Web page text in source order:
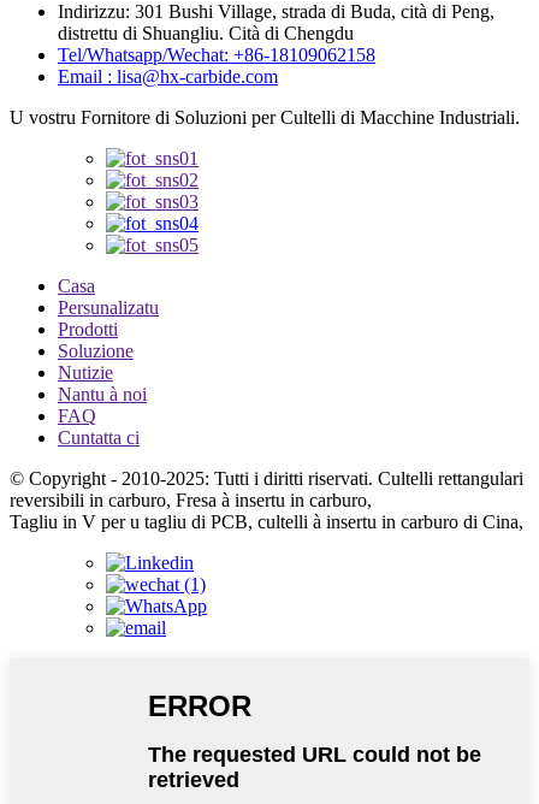
Indirizzu: 301 Bushi Village, strada di Buda, cità di Peng,
distrettu di Shuangliu. Cità di Chengdu
Tel/Whatsapp/Wechat: +86-18109062158
Email : lisa@hx-carbide.com
U vostru Fornitore di Soluzioni per Cultelli di Macchine Industriali.
Casa
Persunalizatu
Prodotti
Soluzione
Nutizie
Nantu à noi
FAQ
Cuntatta ci
© Copyright - 2010-2025: Tutti i diritti riservati. Cultelli rettangulari
reversibili in carburo, Fresa à insertu in carburo,
Tagliu in V per u tagliu di PCB, cultelli à insertu in carburo di Cina,